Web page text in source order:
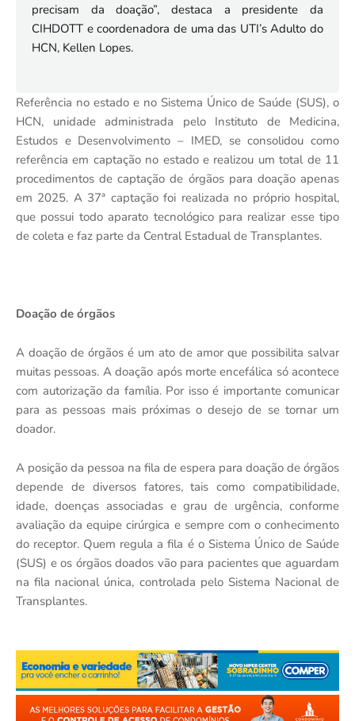
precisam da doação”, destaca a presidente da
CIHDOTT e coordenadora de uma das UTI’s Adulto do
HCN, Kellen Lopes.
Referência no estado e no Sistema Único de Saúde (SUS), o
HCN, unidade administrada pelo Instituto de Medicina,
Estudos e Desenvolvimento – IMED, se consolidou como
referência em captação no estado e realizou um total de 11
procedimentos de captação de órgãos para doação apenas
em 2025. A 37ª captação foi realizada no próprio hospital,
que possui todo aparato tecnológico para realizar esse tipo
de coleta e faz parte da Central Estadual de Transplantes.
Doação de órgãos
A doação de órgãos é um ato de amor que possibilita salvar
muitas pessoas. A doação após morte encefálica só acontece
com autorização da família. Por isso é importante comunicar
para as pessoas mais próximas o desejo de se tornar um
doador.
A posição da pessoa na fila de espera para doação de órgãos
depende de diversos fatores, tais como compatibilidade,
idade, doenças associadas e grau de urgência, conforme
avaliação da equipe cirúrgica e sempre com o conhecimento
do receptor. Quem regula a fila é o Sistema Único de Saúde
(SUS) e os órgãos doados vão para pacientes que aguardam
na fila nacional única, controlada pelo Sistema Nacional de
Transplantes.